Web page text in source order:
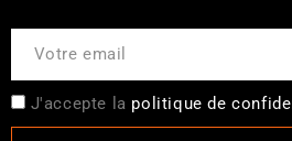
J'accepte la politique de